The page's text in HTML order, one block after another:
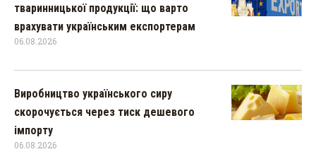
тваринницької продукції: що варто
врахувати українським експортерам
06.08.2026
Виробництво українського сиру
скорочується через тиск дешевого
імпорту
06.08.2026